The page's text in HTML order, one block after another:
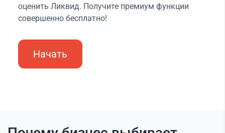
оценить Ликвид. Получите премиум функции
совершенно бесплатно!
Начать